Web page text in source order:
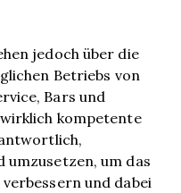
jedoch über die
Betriebs von
Bars und
kompetente
umzusetzen, um das
und dabei